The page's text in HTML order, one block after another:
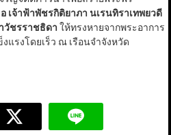
เจ้าฟ้าพัชรกิติยาภา นเรนทิราเทพยวดี
วัชรราชธิดา ให้ทรงหายจากพระอาการ
รงโดยเร็ว ณ เรือนจำจังหวัด